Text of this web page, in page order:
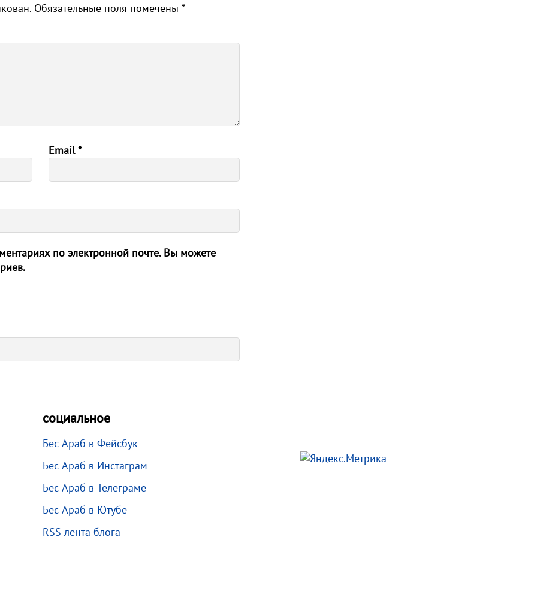
Обязательные поля помечены *
Email*
по электронной почте. Вы можете
социальное
Бес Араб в Фейсбук
Бес Араб в Инстаграм
Бес Араб в Телеграме
Бес Араб в Ютубе
RSS лента блога